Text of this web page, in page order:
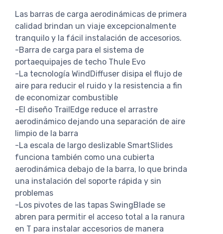
Las barras de carga aerodinámicas de primera
calidad brindan un viaje excepcionalmente
tranquilo y la fácil instalación de accesorios.
-Barra de carga para el sistema de
portaequipajes de techo Thule Evo
-La tecnología WindDiffuser disipa el flujo de
aire para reducir el ruido y la resistencia a fin
de economizar combustible
-El diseño TrailEdge reduce el arrastre
aerodinámico dejando una separación de aire
limpio de la barra
-La escala de largo deslizable SmartSlides
funciona también como una cubierta
aerodinámica debajo de la barra, lo que brinda
una instalación del soporte rápida y sin
problemas
-Los pivotes de las tapas SwingBlade se
abren para permitir el acceso total a la ranura
en T para instalar accesorios de manera